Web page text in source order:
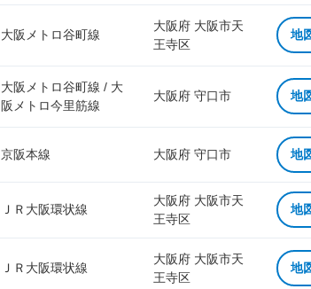
大阪メトロ谷町線
大阪府 大阪市天
王寺区
地
大阪メトロ谷町線 / 大
阪メトロ今里筋線
大阪府 守口市 地
京阪本線 大阪府 守口市 地
ＪＲ大阪環状線
大阪府 大阪市天
王寺区
地
ＪＲ大阪環状線
大阪府 大阪市天
王寺区
地